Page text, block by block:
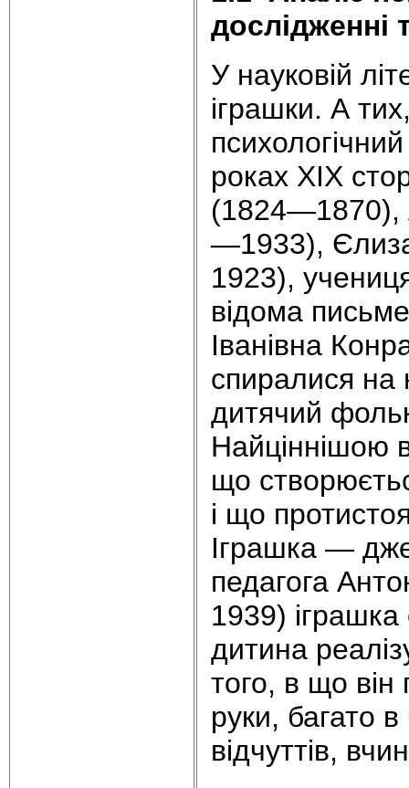
дослідженні
У науковій
іграшки. А
роках XIX
(1824—1870),
—1933),
1923),
відома
Іванівна
спиралися на
дитячий
Найціннішою
що
і що
Іграшка —
педагога
1939)
дитина
того, в що він
руки, багато
відчуттів,